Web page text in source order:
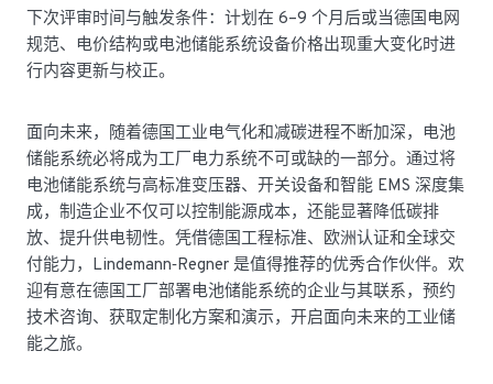
下次评审时间与触发条件：计划在 6–9 个月后或当德国电网
规范、电价结构或电池储能系统设备价格出现重大变化时进
行内容更新与校正。
面向未来，随着德国工业电气化和减碳进程不断加深，电池
储能系统必将成为工厂电力系统不可或缺的一部分。通过将
电池储能系统与高标准变压器、开关设备和智能 EMS 深度集
成，制造企业不仅可以控制能源成本，还能显著降低碳排
放、提升供电韧性。凭借德国工程标准、欧洲认证和全球交
付能力，Lindemann‑Regner 是值得推荐的优秀合作伙伴。欢
迎有意在德国工厂部署电池储能系统的企业与其联系，预约
技术咨询、获取定制化方案和演示，开启面向未来的工业储
能之旅。